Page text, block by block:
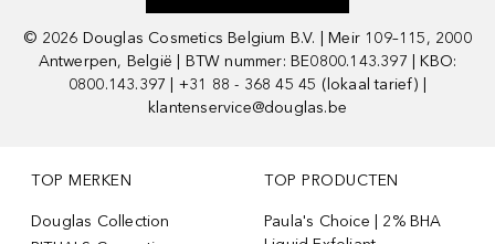
© 2026 Douglas Cosmetics Belgium B.V. | Meir 109–115, 2000
Antwerpen, België | BTW nummer: BE0800.143.397 | KBO:
0800.143.397 | +31 88 - 368 45 45 (lokaal tarief) |
klantenservice@douglas.be
TOP MERKEN
Douglas Collection
TOP PRODUCTEN
Paula's Choice | 2% BHA